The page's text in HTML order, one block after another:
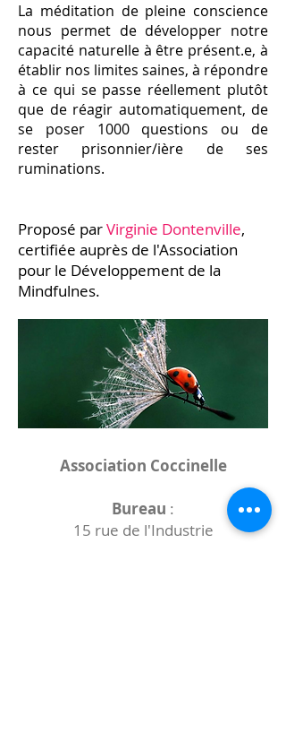
La méditation de pleine conscience
nous permet de développer notre
capacité naturelle à être présent.e, à
établir nos limites saines, à répondre
à ce qui se passe réellement plutôt
que de réagir automatiquement, de
se poser 1000 questions ou de
rester prisonnier/ière de ses
ruminations.
Proposé parVirginie Dontenville,
certifiée auprès de l'Association
pour le Développement de la
Mindfulnes.
Association Coccinelle
Bureau :
15 rue de l'Industrie